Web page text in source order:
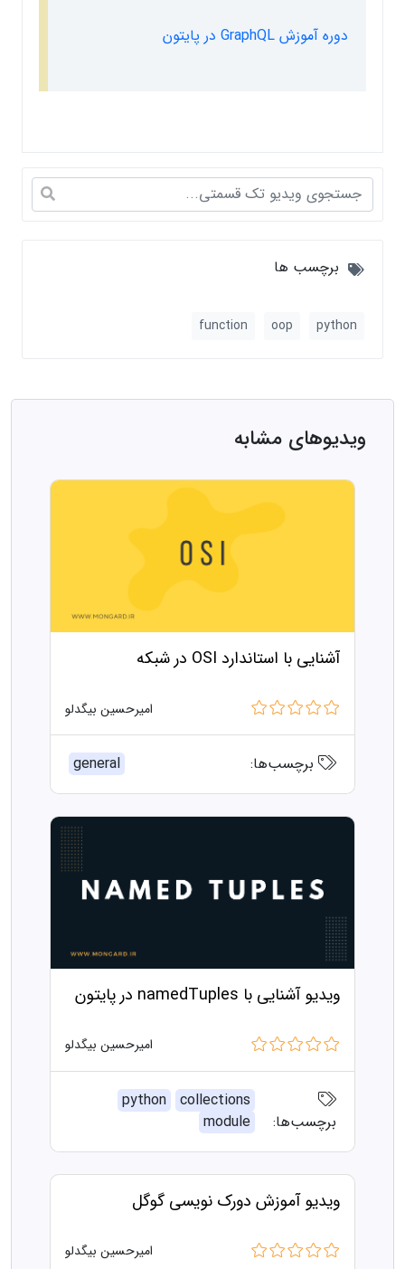
برچسب ها
python
oop
function
دوره آموزش GraphQL در پایتون
ویدیوهای مشابه
آشنایی با استاندارد OSI در شبکه
امیرحسین بیگدلو
برچسب‌ها: general
ویدیو آشنایی با namedTuples در پایتون
امیرحسین بیگدلو
برچسب‌ها:
python
collections
module
ویدیو آموزش دورک نویسی گوگل
امیرحسین بیگدلو